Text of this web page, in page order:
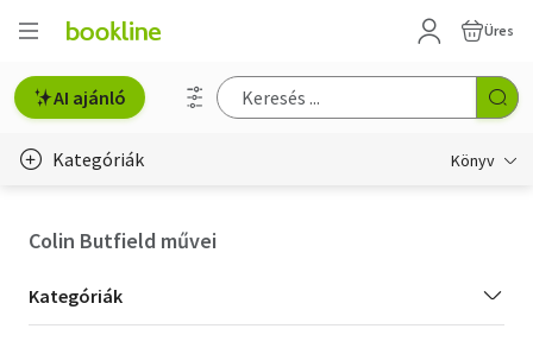
Üres
AI ajánló
Kategóriák Könyv
Colin Butfield művei
Kategória
szűrés
Kategóriák